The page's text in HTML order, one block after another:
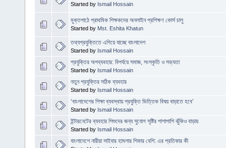
Started by Ismail Hossain
মুক্তপাঠে প্রাথমিক শিক্ষকদের অনলাইন প্রশিক্ষণ কোর্স চালু
Started by Mst. Eshita Khatun
তথ্যপ্রযুক্তিতে এগিয়ে যাচ্ছে বাংলাদেশ
Started by Ismail Hossain
প্রযুক্তির অপব্যবহার: বিপর্যয়ে সমাজ, সংস্কৃতি ও সভ্যতা
Started by Ismail Hossain
নতুন প্রযুক্তির সঠিক ব্যবহার
Started by Ismail Hossain
‘বাংলাদেশের শিক্ষা ব্যবস্থায় প্রযুক্তি ভিত্তিক বিষয় বাড়াতে হবে’
Started by Ismail Hossain
ইন্টারনেটের ব্যবহার শিশুদের জন্য সুযোগ সৃষ্টির পাশাপাশি ঝুঁকিও বাড়ায়
Started by Ismail Hossain
বাংলাদেশে নারীরা সাইবার হামলার শিকার বেশি: এর প্রতিকার কী